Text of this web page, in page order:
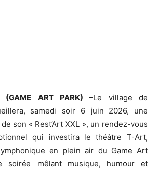
(GAME ART PARK) –Le village de
samedi soir 6 juin 2026, une
son « Rest’Art XXL », un rendez-vous
qui investira le théâtre T-Art,
en plein air du Game Art
soirée mêlant musique, humour et